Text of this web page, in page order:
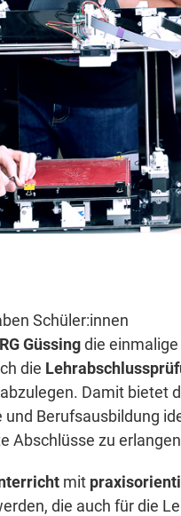
Schüler:innen
Güssingdie einmalige
die
Damit bietet
und Berufsausbildung
Abschlüsse zu
mit
die auch für die